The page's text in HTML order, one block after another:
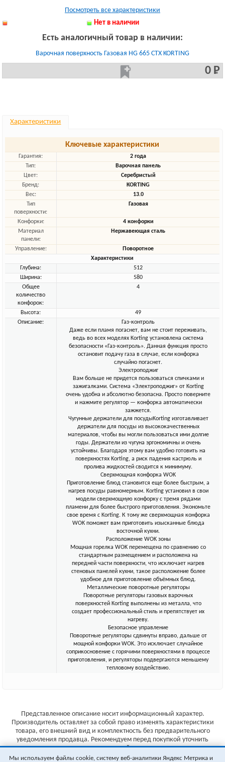
Посмотреть все характеристики
Нет в наличии
Есть аналогичный товар в наличии:
Варочная поверхность Газовая HG 665 CTX KORTING
0 Р
Характеристики
Ключевые характеристики
Гарантия:
2 года
Тип:
Варочная панель
Цвет:
Серебристый
Бренд:
KORTING
Вес:
13.0
Тип
поверхности:
Газовая
Конфорки:
4 конфорки
Материал
панели:
Нержавеющая сталь
Управление:
Поворотное
Характеристики
Глубина:
512
Ширина:
580
Общее
количество
конфорок:
4
Высота:
49
Описание:
Газ-контроль
Даже если пламя погаснет, вам не стоит переживать,
ведь во всех моделях Korting установлена система
безопасности «Газ-контроль». Данная функция просто
остановит подачу газа в случае, если конфорка
случайно погаснет.
Электроподжиг
Вам больше не придется пользоваться спичками и
зажигалками. Система «Электроподжиг» от Korting
очень удобна и абсолютно безопасна. Просто поверните
и нажмите регулятор — конфорка автоматически
зажжется.
Чугунные держатели для посудыKorting изготавливает
держатели для посуды из высококачественных
материалов, чтобы вы могли пользоваться ими долгие
годы. Держатели из чугуна эргономичны и очень
устойчивы. Благодаря этому вам удобно готовить на
поверхностях Korting, а риск падения кастрюль и
пролива жидкостей сводится к минимуму.
Сверхмощная конфорка WOK
Приготовление блюд становится еще более быстрым, а
нагрев посуды равномерным. Korting установил в свои
модели сверхмощную конфорку с тремя рядами
пламени для более быстрого приготовления. Экономьте
свое время с Korting. К тому же сверхмощная конфорка
WOK поможет вам приготовить изысканные блюда
восточной кухни.
Расположение WOK зоны
Мощная горелка WOK перемещена по сравнению со
стандартным размещением и расположена на
передней части поверхности, что исключает нагрев
стеновых панелей кухни, такое расположение более
удобное для приготовление объёмных блюд.
Металлические поворотные регуляторы
Поворотные регуляторы газовых варочных
поверхностей Korting выполнены из металла, что
создает профессиональный стиль и препятствует их
нагреву.
Безопасное управление
Поворотные регуляторы сдвинуты вправо, дальше от
мощной конфорки WOK. Это исключает случайное
соприкосновение с горячими поверхностями в процессе
приготовления, и регуляторы подвергаются меньшему
тепловому воздействию.
Представленное описание носит информационный характер.
Производитель оставляет за собой право изменять характеристики
товара, его внешний вид и комплектность без предварительного
уведомления продавца. Рекомендуем перед покупкой уточнить
характеристики товара на сайте производителя.
Мы используем файлы cookie, систему веб-аналитики Яндекс Метрика и